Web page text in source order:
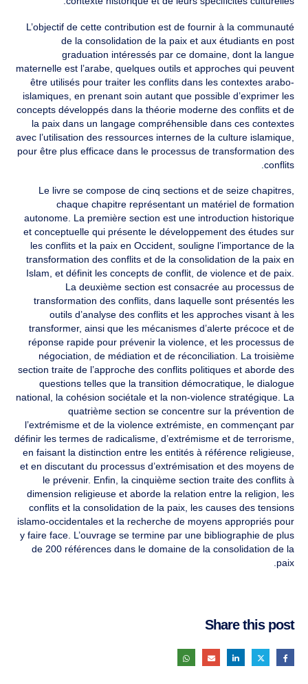
L’objectif de cette contribution est de fournir à la communauté
de la consolidation de la paix et aux étudiants en post
graduation intéressés par ce domaine, dont la langue
maternelle est l’arabe, quelques outils et approches qui peuvent
être utilisés pour traiter les conflits dans les contextes arabo-
islamiques, en prenant soin autant que possible d’exprimer les
concepts développés dans la théorie moderne des conflits et de
la paix dans un langage compréhensible dans ces contextes
avec l’utilisation des ressources internes de la culture islamique,
pour être plus efficace dans le processus de transformation des
conflits.
Le livre se compose de cinq sections et de seize chapitres,
chaque chapitre représentant un matériel de formation
autonome. La première section est une introduction historique
et conceptuelle qui présente le développement des études sur
les conflits et la paix en Occident, souligne l’importance de la
transformation des conflits et de la consolidation de la paix en
Islam, et définit les concepts de conflit, de violence et de paix.
La deuxième section est consacrée au processus de
transformation des conflits, dans laquelle sont présentés les
outils d’analyse des conflits et les approches visant à les
transformer, ainsi que les mécanismes d’alerte précoce et de
réponse rapide pour prévenir la violence, et les processus de
négociation, de médiation et de réconciliation. La troisième
section traite de l’approche des conflits politiques et aborde des
questions telles que la transition démocratique, le dialogue
national, la cohésion sociétale et la non-violence stratégique. La
quatrième section se concentre sur la prévention de
l’extrémisme et de la violence extrémiste, en commençant par
définir les termes de radicalisme, d’extrémisme et de terrorisme,
en faisant la distinction entre les entités à référence religieuse,
et en discutant du processus d’extrémisation et des moyens de
le prévenir. Enfin, la cinquième section traite des conflits à
dimension religieuse et aborde la relation entre la religion, les
conflits et la consolidation de la paix, les causes des tensions
islamo-occidentales et la recherche de moyens appropriés pour
y faire face. L’ouvrage se termine par une bibliographie de plus
de 200 références dans le domaine de la consolidation de la
paix.
Share this post